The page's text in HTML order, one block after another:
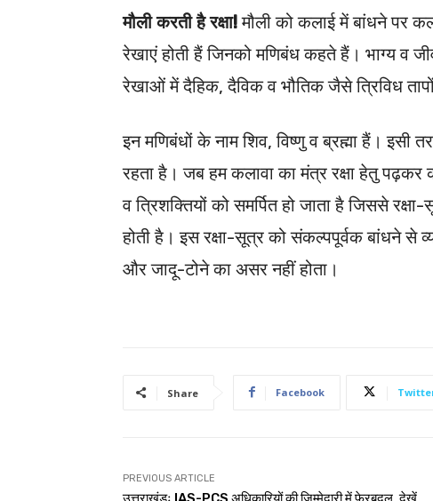
मौली करती है रक्षा!मौली को कलाई में बांधने पर
रेखाएं होती हैं जिनको मणिबंध कहते हैं। भाग्य व
रेखाओं में दैहिक, दैविक व भौतिक जैसे त्रिविध
इन मणिबंधों के नाम शिव, विष्णु व ब्रह्मा हैं। इसी
रहता है। जब हम कलावा का मंत्र रक्षा हेतु पढ़कर
व त्रिशक्तियों को समर्पित हो जाता है जिससे
होती है। इस रक्षा-सूत्र को संकल्पपूर्वक बांधने से
और जादू-टोने का असर नहीं होता।
Share Facebook
PREVIOUS ARTICLE